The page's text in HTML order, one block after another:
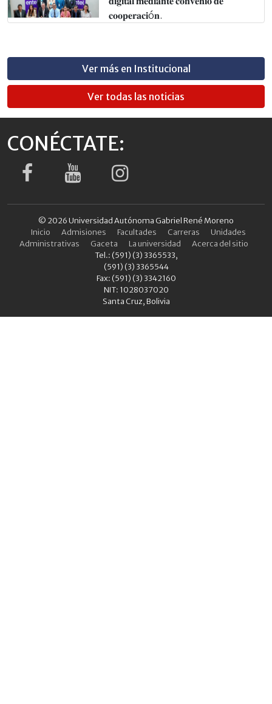
𝐜𝐨𝐨𝐩𝐞𝐫𝐚𝐜𝐢ó𝐧.
Ver más en Institucional
Ver todas las noticias
CONÉCTATE:
© 2026 Universidad Autónoma Gabriel René Moreno
Inicio
Admisiones Facultades Carreras
Unidades
Administrativas
Gaceta La universidad
Acerca del sitio
Tel.: (591) (3) 3365533,
(591) (3) 3365544
Fax: (591) (3) 3342160
NIT: 1028037020
Santa Cruz, Bolivia